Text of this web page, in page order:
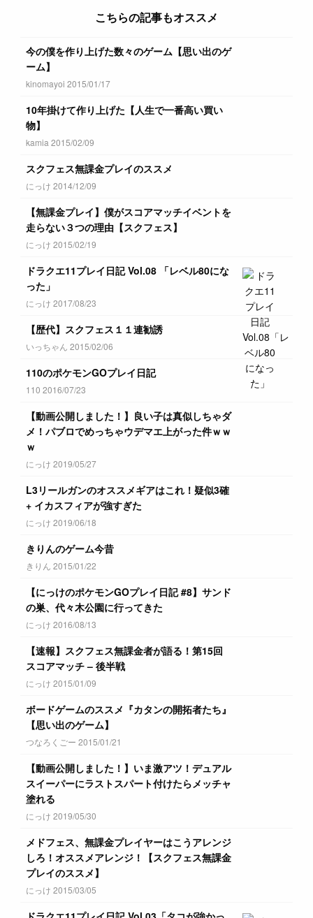
こちらの記事もオススメ
今の僕を作り上げた数々のゲーム【思い出のゲ
ーム】
kinomayoi 2015/01/17
10年掛けて作り上げた【人生で一番高い買い
物】
kamia 2015/02/09
スクフェス無課金プレイのススメ
にっけ 2014/12/09
【無課金プレイ】僕がスコアマッチイベントを
走らない３つの理由【スクフェス】
にっけ 2015/02/19
ドラクエ11プレイ日記 Vol.08 「レベル80にな
った」
にっけ 2017/08/23
【歴代】スクフェス１１連勧誘
いっちゃん 2015/02/06
110のポケモンGOプレイ日記
110 2016/07/23
【動画公開しました！】良い子は真似しちゃダ
メ！パブロでめっちゃウデマエ上がった件ｗｗ
ｗ
にっけ 2019/05/27
L3リールガンのオススメギアはこれ！疑似3確
+ イカスフィアが強すぎた
にっけ 2019/06/18
きりんのゲーム今昔
きりん 2015/01/22
【にっけのポケモンGOプレイ日記 #8】サンド
の巣、代々木公園に行ってきた
にっけ 2016/08/13
【速報】スクフェス無課金者が語る！第15回
スコアマッチ – 後半戦
にっけ 2015/01/09
ボードゲームのススメ『カタンの開拓者たち』
【思い出のゲーム】
つなろくごー 2015/01/21
【動画公開しました！】いま激アツ！デュアル
スイーパーにラストスパート付けたらメッチャ
塗れる
にっけ 2019/05/30
メドフェス、無課金プレイヤーはこうアレンジ
しろ！オススメアレンジ！【スクフェス無課金
プレイのススメ】
にっけ 2015/03/05